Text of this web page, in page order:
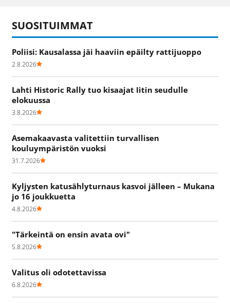
SUOSITUIMMAT
Poliisi: Kausalassa jäi haaviin epäilty rattijuoppo
2.8.2026
Lahti Historic Rally tuo kisaajat Iitin seudulle
elokuussa
3.8.2026
Asemakaavasta valitettiin turvallisen
kouluympäristön vuoksi
31.7.2026
Kyljysten katusählyturnaus kasvoi jälleen – Mukana
jo 16 joukkuetta
4.8.2026
"Tärkeintä on ensin avata ovi"
5.8.2026
Valitus oli odotettavissa
6.8.2026